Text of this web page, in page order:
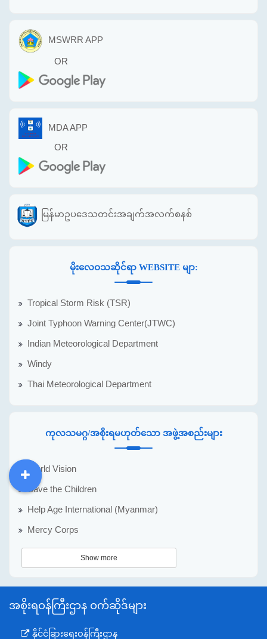
MSWRR APP
OR
MDA APP
OR
မြန်မာဥပဒေသတင်းအချက်အလက်စနစ်
မိုးလေဝသဆိုင်ရာ WEBSITE မျာ:
Tropical Storm Risk (TSR)
Joint Typhoon Warning Center(JTWC)
Indian Meteorological Department
Windy
Thai Meteorological Department
ကုလသမဂ္ဂ/အစိုးရမဟုတ်သော အဖွဲ့အစည်းများ
World Vision
Save the Children
Help Age International (Myanmar)
Mercy Corps
Show more
အစိုးရဝန်ကြီးဌာန ဝက်ဆိုဒ်များ
နိုင်ငံခြားရေးဝန်ကြီးဌာန
DDM